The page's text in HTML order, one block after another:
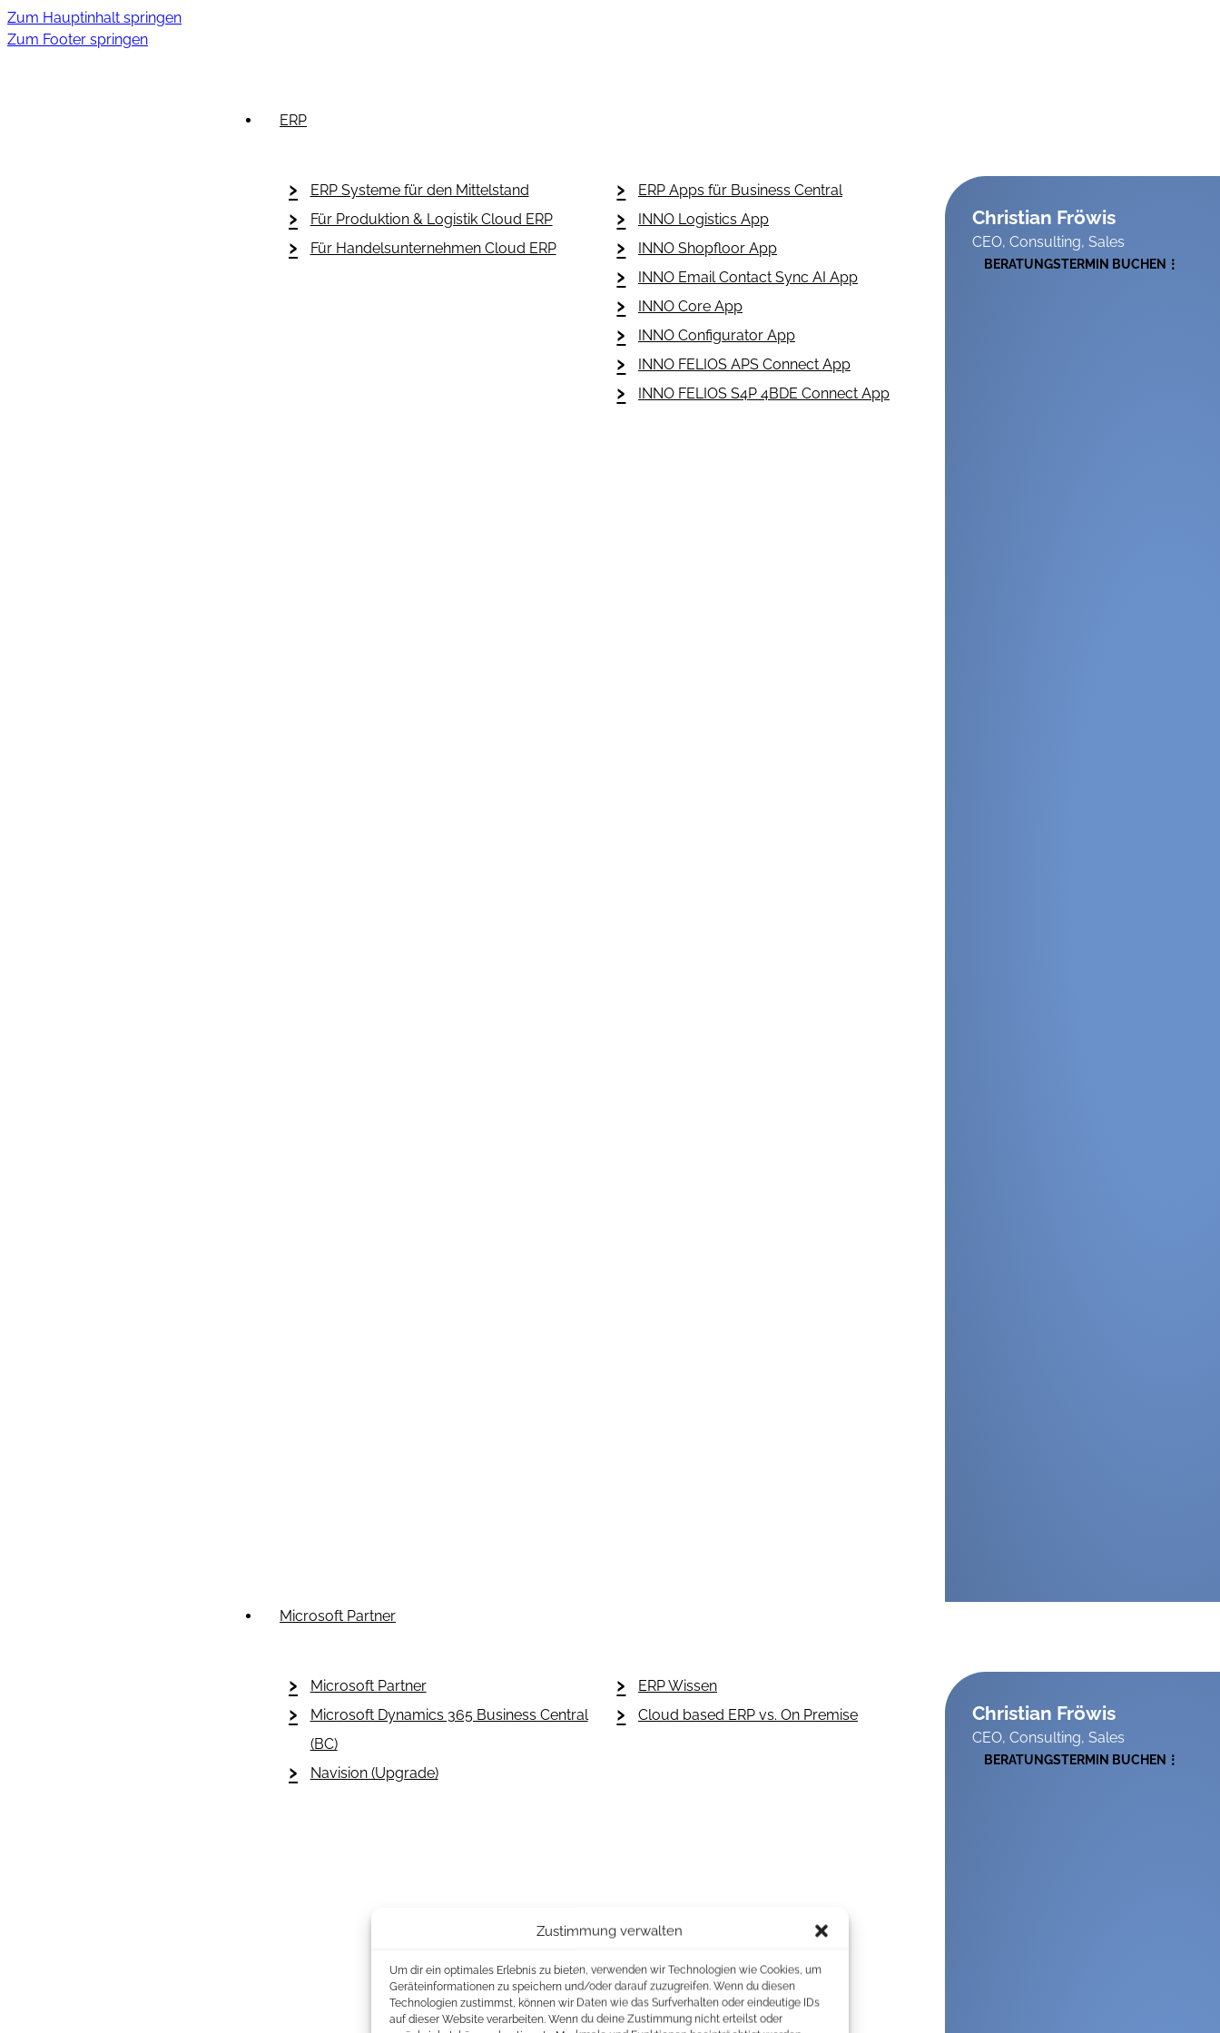
Zustimmung verwalten
Um dir ein optimales Erlebnis zu bieten, verwenden wir Technologien wie Cookies, um
Geräteinformationen zu speichern und/oder darauf zuzugreifen. Wenn du diesen
Technologien zustimmst, können wir Daten wie das Surfverhalten oder eindeutige IDs
auf dieser Website verarbeiten. Wenn du deine Zustimmung nicht erteilst oder
Zum Hauptinhalt springen
Zum Footer springen
ERP
ERP Systeme für den Mittelstand
Für Produktion & Logistik Cloud ERP
Für Handelsunternehmen Cloud ERP
ERP Apps für Business Central
INNO Logistics App
INNO Shopfloor App
INNO Email Contact Sync AI App
INNO Core App
INNO Configurator App
INNO FELIOS APS Connect App
INNO FELIOS S4P 4BDE Connect App
Christian Fröwis
CEO, Consulting, Sales
BERATUNGSTERMIN BUCHEN
Microsoft Partner
Microsoft Partner
Microsoft Dynamics 365 Business Central
(BC)
Navision (Upgrade)
ERP Wissen
Cloud based ERP vs. On Premise
Christian Fröwis
CEO, Consulting, Sales
BERATUNGSTERMIN BUCHEN